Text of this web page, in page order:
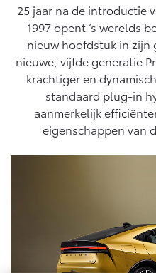
Vanaf € 31.895,-
HYBRIDE
Vanaf € 33.495,-
Onderhoud op Maat
APK
Airco check
Vakantiecheck
Hybride Zekerheid Controle
Toyota handleidingen
Toyota Service Informatie
Schade & Glasherstel
10 jaar Toyota garantie
Wat is Private Lease?
Bereken je maandbedrag
Private Lease voor ZZP
Financieren
Thuislaadpakketten
Laadpas
Zakelijk
Toyota voor de zaak
Leaserijder
Wagenparkbeheer
Operational Lease
Werkplaatsafspraak
Contact en Route
Schade melden
Bekijk de verwachte
25 jaar na de introductie
1997 opent ‘s werelds
nieuw hoofdstuk in zijn
nieuwe, vijfde generatie
krachtiger en
standaard plug-in
aanmerkelijk
eigenschappen van